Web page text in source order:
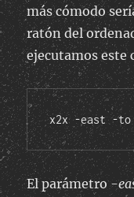
más cómodo
ratón del
ejecutamos este
x2x -east -
El parámetro-